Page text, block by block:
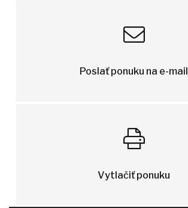
Poslať ponuku na e-mail
Vytlačiť ponuku